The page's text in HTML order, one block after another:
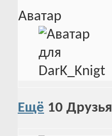
Аватар
Ещё 10 Друзья